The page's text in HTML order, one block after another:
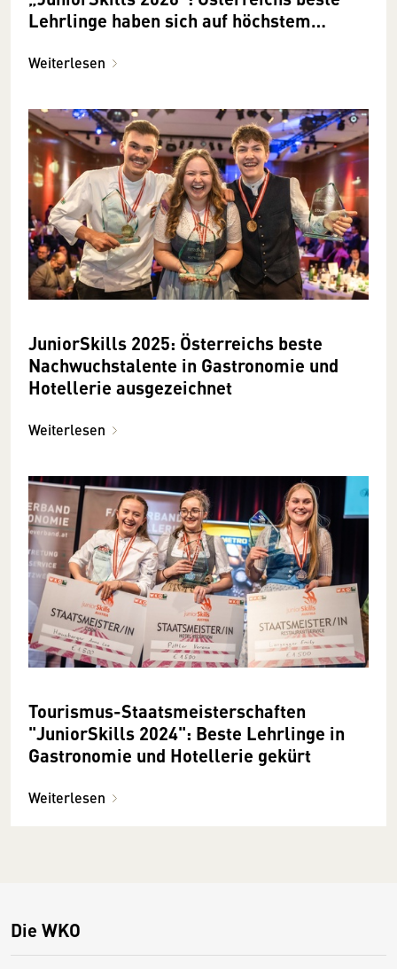
Lehrlinge haben sich auf höchstem
Weiterlesen
JuniorSkills 2025: Österreichs beste
Nachwuchstalente in Gastronomie und
Hotellerie ausgezeichnet
Weiterlesen
Tourismus-Staatsmeisterschaften
"JuniorSkills 2024": Beste Lehrlinge in
Gastronomie und Hotellerie gekürt
Weiterlesen
Die WKO